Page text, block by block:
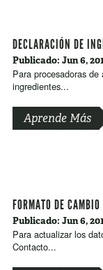
DECLARACIÓN DE
Publicado: Jun 6,
Para procesadoras
ingredientes...
Aprende Más
FORMATO DE
Publicado: Jun 6,
Para actualizar los
Contacto...